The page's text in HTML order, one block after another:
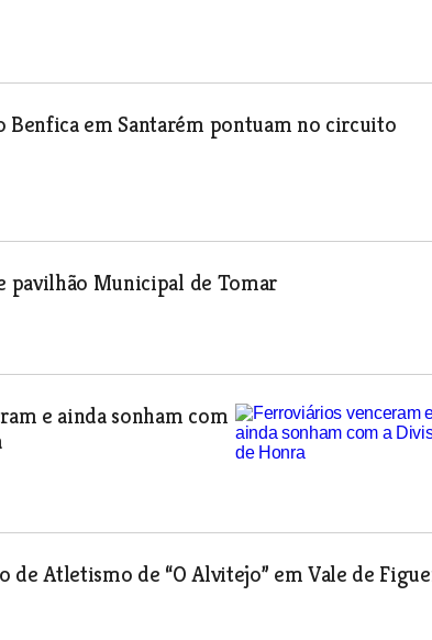
Benfica em Santarém pontuam no circuito
pavilhão Municipal de Tomar
e ainda sonham com
de Atletismo de “O Alvitejo” em Vale de